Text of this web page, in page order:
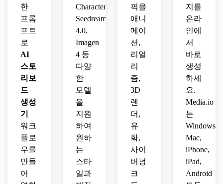
적 원
근,
선명
한 패
널 보
더,
부드
러운
테두
리
빛,
강한
샷 연
속성
을 사
용하
세요.
한 일
관성
한
프롬
프트
로
AI
스토
리보
드
생성
기
워크
플로
우를
만들
어
Character,
Seedream
4.0,
Imagen
4 등
다양
한
모델
을
지원
하여
원하
는
스타
일과
픽을
애니
메이
션,
리얼
리
즘,
3D
렌
더,
유
화,
사이
버펑
크
지를
온라
인에
서
바로
생성
하세
요.
Media.io
는
Windows,
Mac,
iPhone,
iPad,
Android